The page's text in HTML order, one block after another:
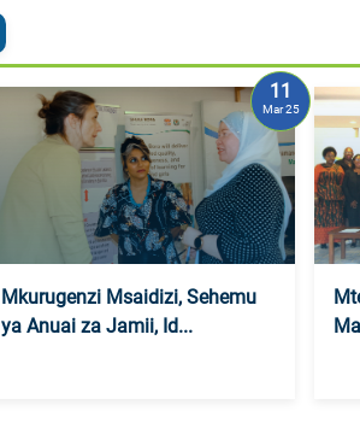
Mkurugenzi Msaidizi, Sehemu
ya Anuai za Jamii, Id...
11
Mar 25